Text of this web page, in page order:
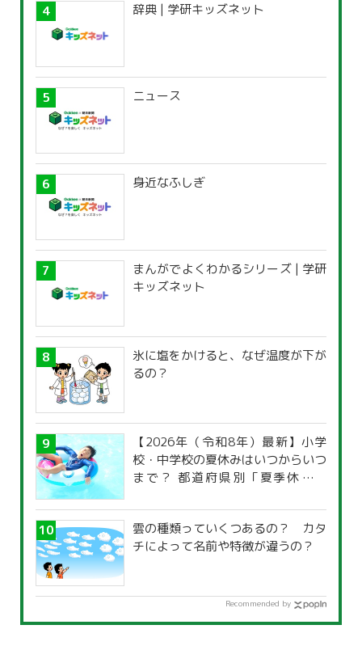
辞典 | 学研キッズネット
ニュース
身近なふしぎ
まんがでよくわかるシリーズ | 学研
キッズネット
氷に塩をかけると、なぜ温度が下が
るの？
【2026年（令和8年）最新】小学
校・中学校の夏休みはいつからいつ
まで？ 都道府県別「夏季休暇一
雲の種類っていくつあるの？ カタ
チによって名前や特徴が違うの？
Recommended by